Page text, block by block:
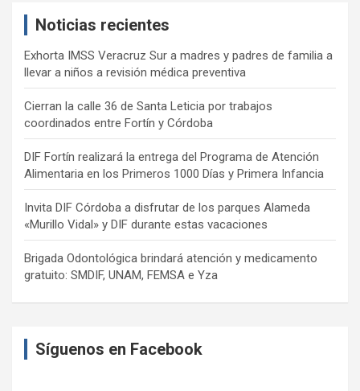
Noticias recientes
Exhorta IMSS Veracruz Sur a madres y padres de familia a
llevar a niños a revisión médica preventiva
Cierran la calle 36 de Santa Leticia por trabajos
coordinados entre Fortín y Córdoba
DIF Fortín realizará la entrega del Programa de Atención
Alimentaria en los Primeros 1000 Días y Primera Infancia
Invita DIF Córdoba a disfrutar de los parques Alameda
«Murillo Vidal» y DIF durante estas vacaciones
Brigada Odontológica brindará atención y medicamento
gratuito: SMDIF, UNAM, FEMSA e Yza
Síguenos en Facebook